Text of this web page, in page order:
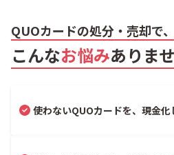
QUOカードの処分・売却で、
こんなお悩みありま
使わないQUOカードを、現金化